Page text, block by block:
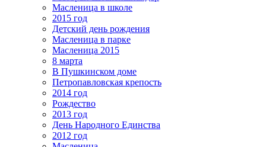
Масленица в школе
2015 год
Детский день рождения
Масленица в парке
Масленица 2015
8 марта
В Пушкинском доме
Петропавловская крепость
2014 год
Рождество
2013 год
День Народного Единства
2012 год